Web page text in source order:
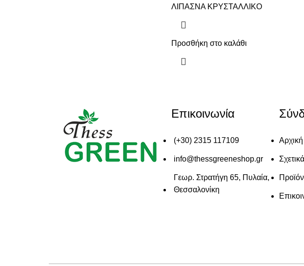
ΛΙΠΑΣΝΑ ΚΡΥΣΤΑΛΛΙΚΟ
Προσθήκη στο καλάθι
Επικοινωνία
(+30) 2315 117109
info@thessgreeneshop.gr
Γεωρ. Στρατήγη 65, Πυλαία,
Θεσσαλονίκη
Αρχική